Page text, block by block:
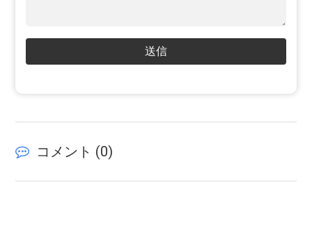
送信
コメント (0)